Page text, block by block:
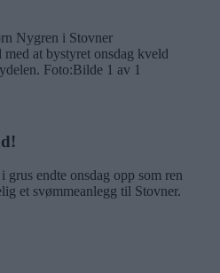
Nygren i Stovner
at bystyret onsdag kveld
Foto:Bilde 1 av 1
endte onsdag opp som ren
et svømmeanlegg til Stovner.